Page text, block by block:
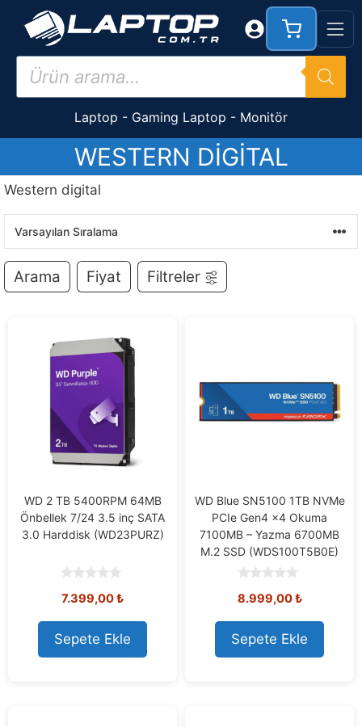
İçeriğe
Products
search
Laptop - Gaming Laptop - Monitör
WESTERN DIGITAL
Western digital
Arama Fiyat Filtreler
WD 2 TB 5400RPM 64MB
Önbellek 7/24 3.5 inç SATA
3.0 Harddisk (WD23PURZ)
o
t
o
f
5
7.399,00₺
Sepete Ekle
WD Blue SN5100 1TB NVMe
PCIe Gen4 x4 Okuma
7100MB – Yazma 6700MB
M.2 SSD (WDS100T5B0E)
o
t
o
f
5
8.999,00₺
Sepete Ekle